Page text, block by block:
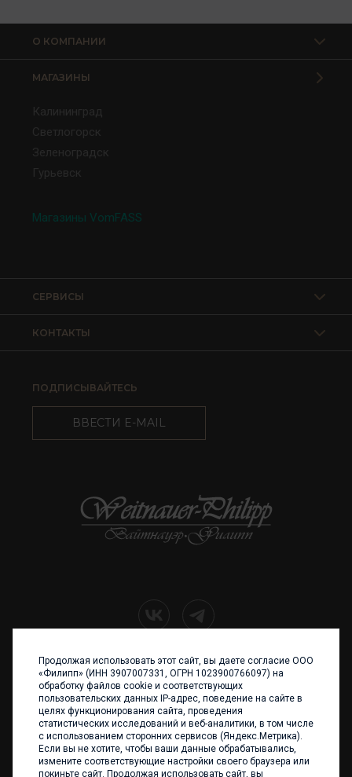
О КОМПАНИИ
МАГАЗИНЫ
Калининград
Светлогорск
Зеленоградск
Гурьевск
Магазины VomFASS
КОНТАКТЫ
СЕРВИСЫ
ПОДПИСЫВАЙТЕСЬ
ВВЕСТИ E-MAIL
+7 (4012) 960 898
236017 Калининград,
ул. Каштановая аллея, 47
Телефон: +7 4012 960 898,
+7 4012 960 856
Написать нам
Продолжая использовать этот сайт, вы даете согласие ООО
«Филипп» (ИНН 3907007331, ОГРН 1023900766097) на
обработку файлов cookie и соответствующих
пользовательских данных IP-адрес, поведение на сайте в
целях функционирования сайта, проведения
статистических исследований и веб-аналитики, в том числе
с использованием сторонних сервисов (Яндекс.Метрика).
Если вы не хотите, чтобы ваши данные обрабатывались,
измените соответствующие настройки своего браузера или
покиньте сайт. Продолжая использовать сайт, вы